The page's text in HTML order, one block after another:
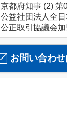
京都府知事 (2) 第
公益社団法人全
公正取引協議会
お問い合わ